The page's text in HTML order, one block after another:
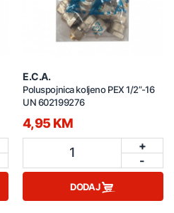
E.C.A.
Poluspojnica koljeno PEX 1/2”-16
UN 602199276
4,95 KM
1
+
-
DODAJ